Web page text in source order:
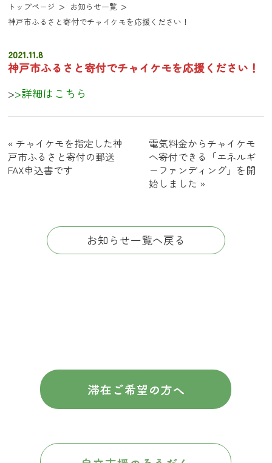
トップページ
お知らせ一覧
神戸市ふるさと寄付でチャイケモを応援ください！
2021.11.8
神戸市ふるさと寄付でチャイケモを応援ください！
>>詳細はこちら
« チャイケモを指定した神
戸市ふるさと寄付の郵送
FAX申込書です
電気料金からチャイケモ
へ寄付できる「エネルギ
ーファンディング」を開
始しました »
お知らせ一覧へ戻る